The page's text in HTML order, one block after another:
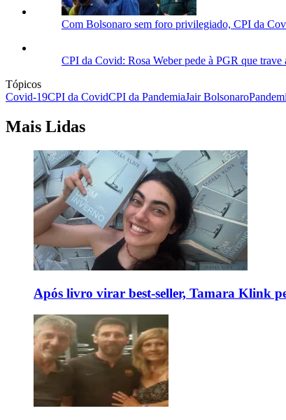
Com Bolsonaro sem foro privilegiado, CPI da
CPI da Covid: Rosa Weber pede à PGR que
Tópicos
Covid-19CPI da CovidCPI da PandemiaJair Bolsonaro
Mais Lidas
Após livro virar best-seller, Tamara Klink